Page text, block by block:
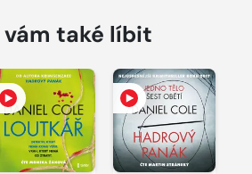
vám také líbit